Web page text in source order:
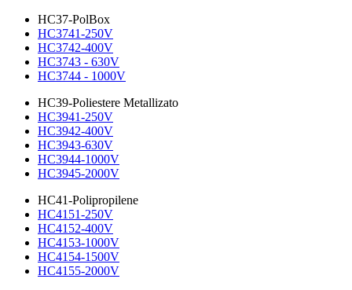
HC37-PolBox
HC3741-250V
HC3742-400V
HC3743 - 630V
HC3744 - 1000V
HC39-Poliestere Metallizato
HC3941-250V
HC3942-400V
HC3943-630V
HC3944-1000V
HC3945-2000V
HC41-Polipropilene
HC4151-250V
HC4152-400V
HC4153-1000V
HC4154-1500V
HC4155-2000V